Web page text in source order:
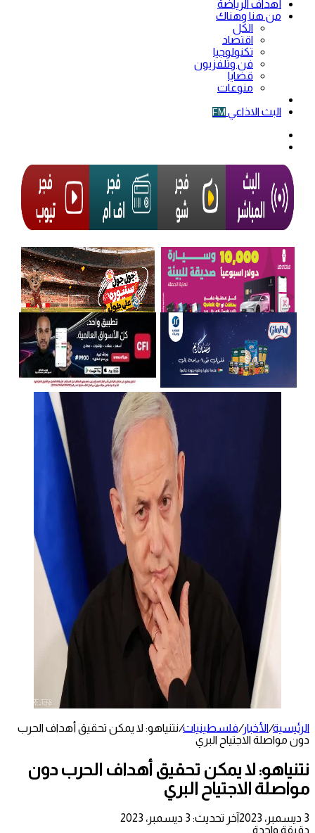
أهداف الرياضة
من هنا وهناك
الكل
اقتصاد
تكنولوجيا
فن وتلفزيون
قضايا
منوعات
البث الاذاعي FM
الرئيسية/الأخبار/فلسطينيات/نتنياهو: لا يمكن تحقيق أهداف الحرب
دون مواصلة الاجتياح البري
نتنياهو: لا يمكن تحقيق أهداف الحرب دون
مواصلة الاجتياح البري
3 ديسمبر، 2023
آخر تحديث: 3 ديسمبر، 2023
دقيقة واحدة